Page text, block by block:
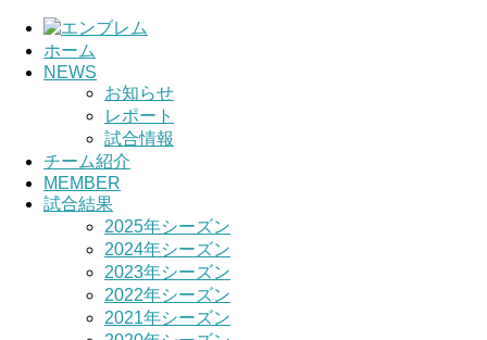
ホーム
NEWS
お知らせ
レポート
試合情報
チーム紹介
MEMBER
試合結果
2025年シーズン
2024年シーズン
2023年シーズン
2022年シーズン
2021年シーズン